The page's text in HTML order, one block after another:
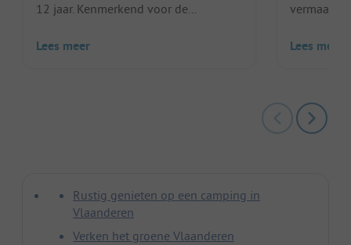
12 jaar. Kenmerkend voor de...
Lees meer
vermaak
Lees meer
Rustig genieten op een camping in
Vlaanderen
Verken het groene Vlaanderen